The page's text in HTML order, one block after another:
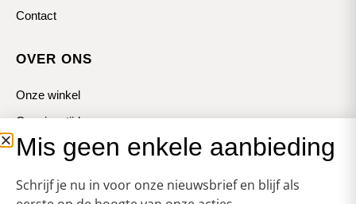
Contact
OVER ONS
Onze winkel
Openingstijden
Koopzondagen
Mis geen enkele aanbieding
Schrijf je nu in voor onze nieuwsbrief en blijf als